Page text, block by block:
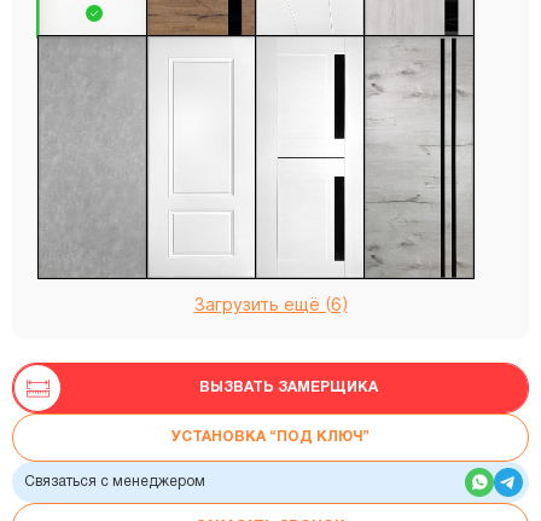
Загрузить ещё (6)
ВЫЗВАТЬ ЗАМЕРЩИКА
УСТАНОВКА “ПОД КЛЮЧ”
Связаться с менеджером